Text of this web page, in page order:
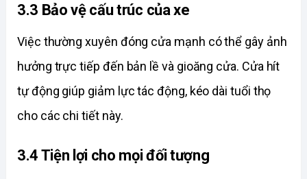
3.3 Bảo vệ cấu trúc của xe
Việc thường xuyên đóng cửa mạnh có thể gây ảnh
hưởng trực tiếp đến bản lề và gioăng cửa. Cửa hít
tự động giúp giảm lực tác động, kéo dài tuổi thọ
cho các chi tiết này.
3.4 Tiện lợi cho mọi đối tượng